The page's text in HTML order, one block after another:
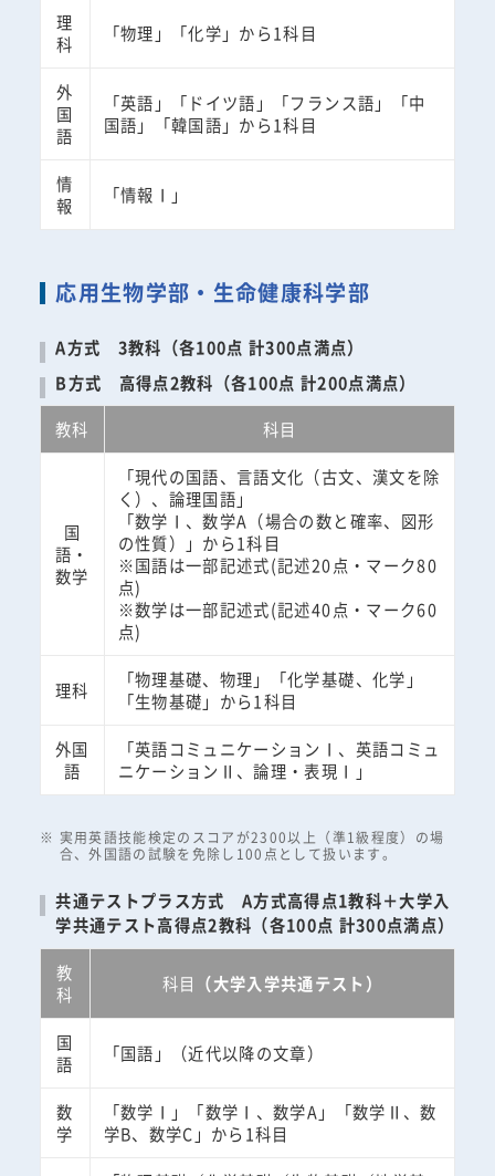
理
科
「物理」「化学」から1科目
外
国
語
「英語」「ドイツ語」「フランス語」「中
国語」「韓国語」から1科目
情
報
「情報Ⅰ」
応用生物学部・生命健康科学部
A方式 3教科（各100点 計300点満点）
B方式 高得点2教科（各100点 計200点満点）
教科 科目
国
語・
数学
「現代の国語、言語文化（古文、漢文を除
く）、論理国語」
「数学Ⅰ、数学A（場合の数と確率、図形
の性質）」から1科目
※国語は一部記述式(記述20点・マーク80
点)
※数学は一部記述式(記述40点・マーク60
点)
理科
「物理基礎、物理」「化学基礎、化学」
「生物基礎」から1科目
外国
語
「英語コミュニケーションⅠ、英語コミュ
ニケーションⅡ、論理・表現Ⅰ」
実用英語技能検定のスコアが2300以上（準1級程度）の場
合、外国語の試験を免除し100点として扱います。
共通テストプラス方式 A方式高得点1教科＋大学入
学共通テスト高得点2教科（各100点 計300点満点）
教
科
科目 （大学入学共通テスト）
国
語
「国語」（近代以降の文章）
数
学
「数学Ⅰ」「数学Ⅰ、数学A」「数学Ⅱ、数
学B、数学C」から1科目